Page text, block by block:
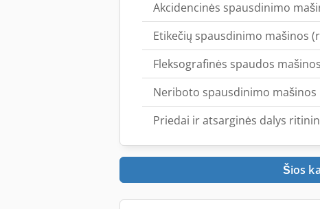
Akcidencinės spausdinimo
Etikečių spausdinimo mašinos
Fleksografinės spaudos
Neriboto spausdinimo mašinos
Priedai ir atsarginės dalys
Šios